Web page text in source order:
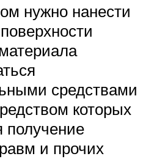
нужно нанести
средствами
которых
получение
и прочих